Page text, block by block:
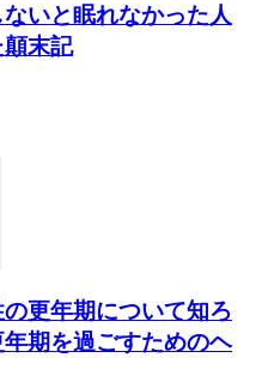
いと眠れなかった人
顛末記
更年期について知ろ
期を過ごすためのヘ